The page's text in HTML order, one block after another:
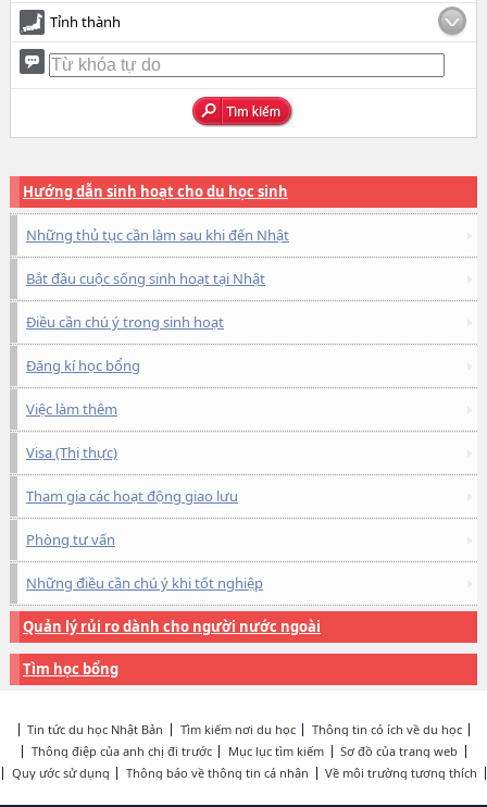
Tỉnh thành
Hướng dẫn sinh hoạt cho du học sinh
Những thủ tục cần làm sau khi đến Nhật
Bắt đầu cuộc sống sinh hoạt tại Nhật
Điều cần chú ý trong sinh hoạt
Đăng kí học bổng
Việc làm thêm
Visa (Thị thực)
Tham gia các hoạt động giao lưu
Phòng tư vấn
Những điều cần chú ý khi tốt nghiệp
Quản lý rủi ro dành cho người nước ngoài
Tìm học bổng
Tin tức du học Nhật Bản Tìm kiếm nơi du học
Thông tin có ích về du học
Thông điệp của anh chị đi trước
Mục lục tìm kiếm
Sơ đồ của trang web
Quy ước sử dụng
Thông báo về thông tin cá nhân Về môi trường tương thích